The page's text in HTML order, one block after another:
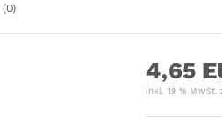
(0)
4,65
inkl. 19 % MwSt.